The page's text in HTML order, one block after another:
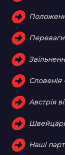
Переваги
Словенія
Австрія
Наші